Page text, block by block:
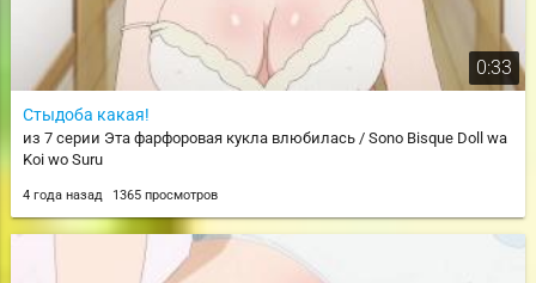
0:33
Стыдоба какая!
из 7 серии Эта фарфоровая кукла влюбилась / Sono Bisque Doll wa
Koi wo Suru
4 года назад 1365 просмотров